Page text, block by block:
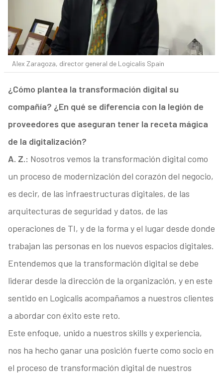
Alex Zaragoza, director general de Logicalis Spain
¿Cómo plantea la transformación digital su
compañía? ¿En qué se diferencia con la legión de
proveedores que aseguran tener la receta mágica
de la digitalización?
A. Z.: Nosotros vemos la transformación digital como
un proceso de modernización del corazón del negocio,
es decir, de las infraestructuras digitales, de las
arquitecturas de seguridad y datos, de las
operaciones de TI, y de la forma y el lugar desde donde
trabajan las personas en los nuevos espacios digitales.
Entendemos que la transformación digital se debe
liderar desde la dirección de la organización, y en este
sentido en Logicalis acompañamos a nuestros clientes
a abordar con éxito este reto.
Este enfoque, unido a nuestros skills y experiencia,
nos ha hecho ganar una posición fuerte como socio en
el proceso de transformación digital de nuestros